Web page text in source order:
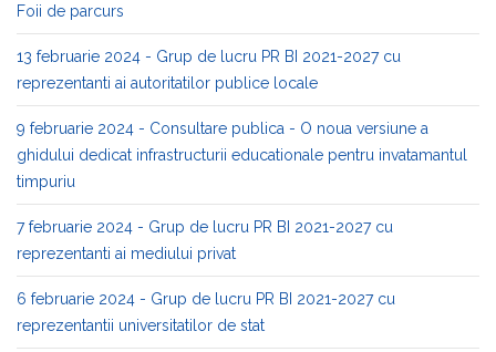
Foii de parcurs
13 februarie 2024 - Grup de lucru PR BI 2021-2027 cu
reprezentanti ai autoritatilor publice locale
9 februarie 2024 - Consultare publica - O noua versiune a
ghidului dedicat infrastructurii educationale pentru invatamantul
timpuriu
7 februarie 2024 - Grup de lucru PR BI 2021-2027 cu
reprezentanti ai mediului privat
6 februarie 2024 - Grup de lucru PR BI 2021-2027 cu
reprezentantii universitatilor de stat